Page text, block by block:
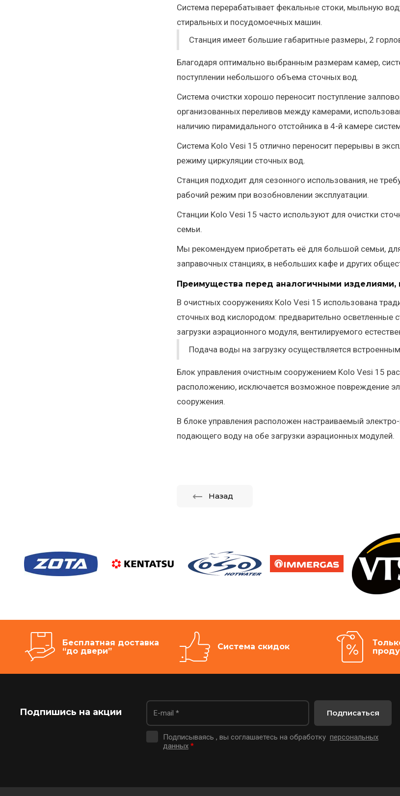
Система перерабатывает фекальные стоки, мыльную
стиральных и посудомоечных машин.
Станция имеет большие габаритные размеры, 2
Благодаря оптимально выбранным размерам камер,
поступлении небольшого объема сточных вод.
Система очистки хорошо переносит поступление
организованных переливов между камерами,
наличию пирамидального отстойника в 4-й камере
Система Kolo Vesi 15 отлично переносит перерывы в
режиму циркуляции сточных вод.
Станция подходит для сезонного использования, не
рабочий режим при возобновлении эксплуатации.
Станции Kolo Vesi 15 часто используют для очистки
семьи.
Мы рекомендуем приобретать её для большой семьи,
заправочных станциях, в небольших кафе и других
Преимущества перед аналогичными изделиями,
В очистных сооружениях Kolo Vesi 15 использована
сточных вод кислородом: предварительно
загрузки аэрационного модуля, вентилируемого
Подача воды на загрузку осуществляется
Блок управления очистным сооружением Kolo Vesi 15
расположению, исключается возможное повреждение
сооружения.
В блоке управления расположен настраиваемый
подающего воду на обе загрузки аэрационных модулей.
Назад
Бесплатная доставка
“до двери”
Система скидок
Подпишись на акции
Подписываясь , вы соглашаетесь на обработку персональных
данных *
Подписаться